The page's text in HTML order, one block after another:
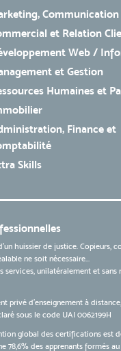
et Relation
Web /
et Gestion
Humaines et
Finance et
Skills
huissier de justice.
ne soit nécessaire...
services, unilatéralement et
privé d’enseignement à
sous le code UAI 0062199H
global des certifications est
78,6% des apprenants formés